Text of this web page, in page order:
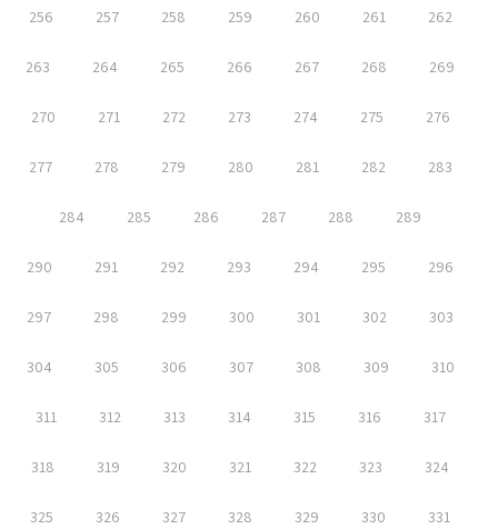
256 257 258 259 260 261 262
263 264 265 266 267 268 269
270 271 272 273 274 275 276
277 278 279 280 281 282 283
284 285 286 287 288 289
290 291 292 293 294 295 296
297 298 299 300 301 302 303
304 305 306 307 308 309 310
311 312 313 314 315 316 317
318 319 320 321 322 323 324
325 326 327 328 329 330 331